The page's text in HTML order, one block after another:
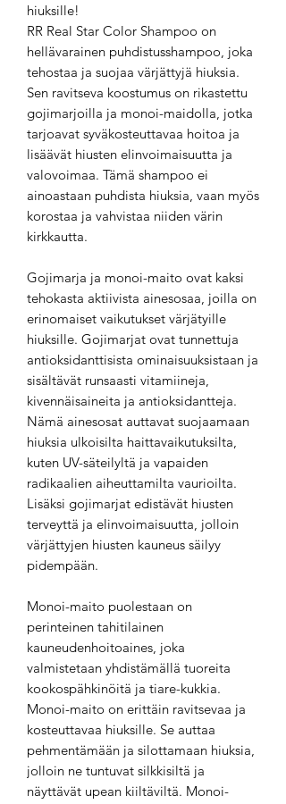
hiuksille!
RR Real Star Color Shampoo on
hellävarainen puhdistusshampoo, joka
tehostaa ja suojaa värjättyjä hiuksia.
Sen ravitseva koostumus on rikastettu
gojimarjoilla ja monoi-maidolla, jotka
tarjoavat syväkosteuttavaa hoitoa ja
lisäävät hiusten elinvoimaisuutta ja
valovoimaa. Tämä shampoo ei
ainoastaan puhdista hiuksia, vaan myös
korostaa ja vahvistaa niiden värin
kirkkautta.
Gojimarja ja monoi-maito ovat kaksi
tehokasta aktiivista ainesosaa, joilla on
erinomaiset vaikutukset värjätyille
hiuksille. Gojimarjat ovat tunnettuja
antioksidanttisista ominaisuuksistaan ja
sisältävät runsaasti vitamiineja,
kivennäisaineita ja antioksidantteja.
Nämä ainesosat auttavat suojaamaan
hiuksia ulkoisilta haittavaikutuksilta,
kuten UV-säteilyltä ja vapaiden
radikaalien aiheuttamilta vaurioilta.
Lisäksi gojimarjat edistävät hiusten
terveyttä ja elinvoimaisuutta, jolloin
värjättyjen hiusten kauneus säilyy
pidempään.
Monoi-maito puolestaan on
perinteinen tahitilainen
kauneudenhoitoaines, joka
valmistetaan yhdistämällä tuoreita
kookospähkinöitä ja tiare-kukkia.
Monoi-maito on erittäin ravitsevaa ja
kosteuttavaa hiuksille. Se auttaa
pehmentämään ja silottamaan hiuksia,
jolloin ne tuntuvat silkkisiltä ja
näyttävät upean kiiltäviltä. Monoi-